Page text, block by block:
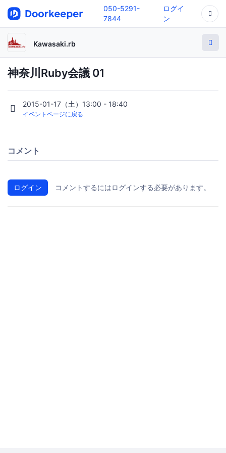
050-5291-
7844
ログイ
ン
Kawasaki.rb
神奈川Ruby会議 01
2015-01-17（土）13:00 - 18:40
イベントページに戻る
コメント
ログイン コメントするにはログインする必要があります。